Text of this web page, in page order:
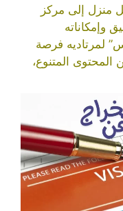
منزل إلى مركز
وإمكاناته
لمرتاديه فرصة
المتنوع،